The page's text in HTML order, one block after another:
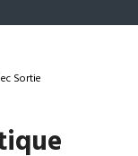
Sortie